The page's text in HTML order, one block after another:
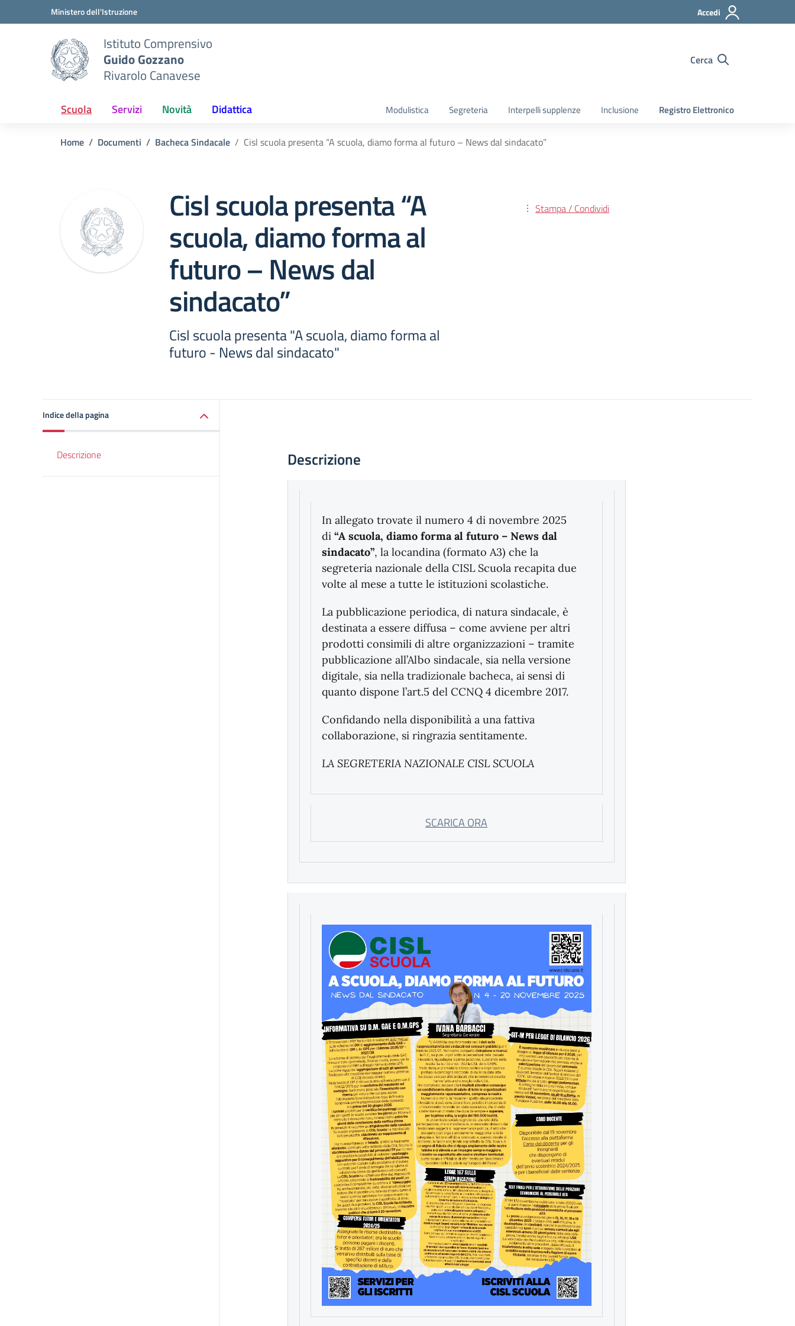
Vai ai contenuti
Vai al menu di navigazione
Ministero dell'Istruzione Accedi
Istituto Comprensivo
Guido Gozzano
Rivarolo Canavese
Cerca
Scuola Servizi Novità Didattica Modulistica Segreteria Interpelli supplenze Inclusione Registro Elettronico
Home Documenti Bacheca Sindacale Cisl scuola presenta “A scuola, diamo forma al futuro – News dal sindacato”
Cisl scuola presenta “A
scuola, diamo forma al
futuro – News dal
sindacato”
Cisl scuola presenta "A scuola, diamo forma al
futuro - News dal sindacato"
Stampa / Condividi
Indice della pagina
Descrizione Descrizione
In allegato trovate il numero 4 di novembre 2025
di “A scuola, diamo forma al futuro – News dal
sindacato”, la locandina (formato A3) che la
segreteria nazionale della CISL Scuola recapita due
volte al mese a tutte le istituzioni scolastiche.
La pubblicazione periodica, di natura sindacale, è
destinata a essere diffusa – come avviene per altri
prodotti consimili di altre organizzazioni – tramite
pubblicazione all’Albo sindacale, sia nella versione
digitale, sia nella tradizionale bacheca, ai sensi di
quanto dispone l’art.5 del CCNQ 4 dicembre 2017.
Confidando nella disponibilità a una fattiva
collaborazione, si ringrazia sentitamente.
LA SEGRETERIA NAZIONALE CISL SCUOLA
SCARICA ORA